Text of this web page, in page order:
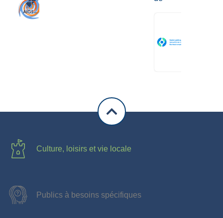
Culture, loisirs et vie locale
Publics à besoins spécifiques